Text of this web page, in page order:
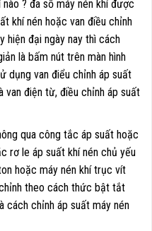
? đa số máy nén khí được
khí nén hoặc van điều chỉnh
hiện đại ngày nay thì cách
là bấm nút trên màn hình
dụng van điểu chỉnh áp suất
điện từ, điều chỉnh áp suất
qua công tắc áp suất hoặc
rơ le áp suất khí nén chủ yếu
hoặc máy nén khí trục vít
theo cách thức bật tắt
cách chỉnh áp suất máy nén